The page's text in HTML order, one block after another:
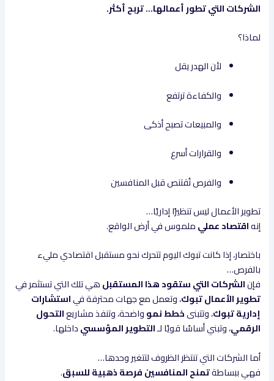
الشركات التي تطور أعمالها… تربح أكثر.
لماذا؟
لأن الهدر يقل
والكفاءة ترتفع
والمبيعات تصبح أذكى
والقرارات أسرع
والفرص تُقتنص قبل المنافسين
تطوير الأعمال ليس تنظيرًا إداريًا…
إنهاقتصاد عمليملموس في أرض الواقع.
باختصار، إذا كانت تبوك اليوم تتحرك نحو مستقبل اقتصادي مليء
بالفرص…
فإنالشركات التي ستقود هذا المستقبلهي تلك التي تستثمر في
تطوير الأعمال تبوك، وتعمل مع جهات محترفة فياستشارات
إدارية تبوك، وتتبنىخطط نموواضحة، وتنفذ مشاريعالتحول
الرقمي، وتبني أساسًا قويًا لـالتطوير المؤسسيداخلها.
أما الشركات التي تنتظر الظروف لتتغير وحدها…
فهي ببساطةتمنح المنافسين فرصة ذهبية للسبق.